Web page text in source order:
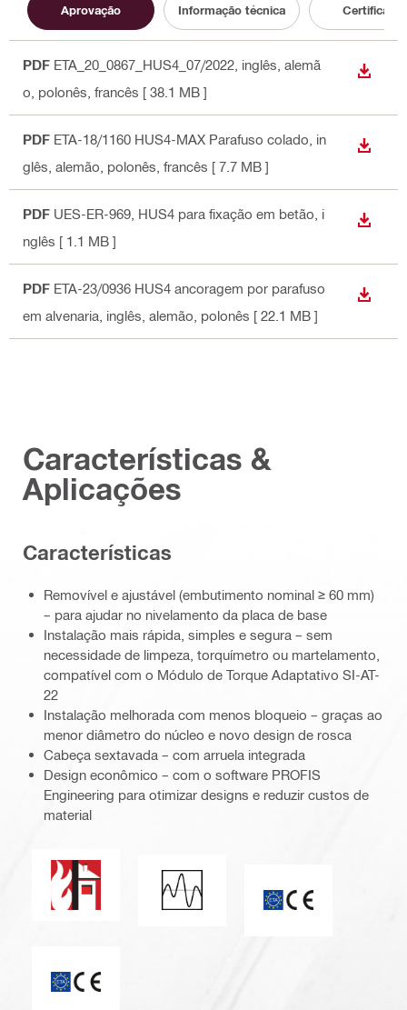
Aprovação Informação técnica Certificado
PDF ETA_20_0867_HUS4_07/2022 , inglês, alemã
o, polonês, francês [ 38.1 MB ]
PDF ETA-18/1160 HUS4-MAX Parafuso colado , in
glês, alemão, polonês, francês [ 7.7 MB ]
PDF UES-ER-969, HUS4 para fixação em betão , i
nglês [ 1.1 MB ]
PDF ETA-23/0936 HUS4 ancoragem por parafuso
em alvenaria , inglês, alemão, polonês [ 22.1 MB ]
Características &
Aplicações
Características
Removível e ajustável (embutimento nominal ≥ 60 mm)
– para ajudar no nivelamento da placa de base
Instalação mais rápida, simples e segura – sem
necessidade de limpeza, torquímetro ou martelamento,
compatível com o Módulo de Torque Adaptativo SI-AT-
22
Instalação melhorada com menos bloqueio – graças ao
menor diâmetro do núcleo e novo design de rosca
Cabeça sextavada – com arruela integrada
Design econômico – com o software PROFIS
Engineering para otimizar designs e reduzir custos de
material
Resistência ao fogoCarga sísmica